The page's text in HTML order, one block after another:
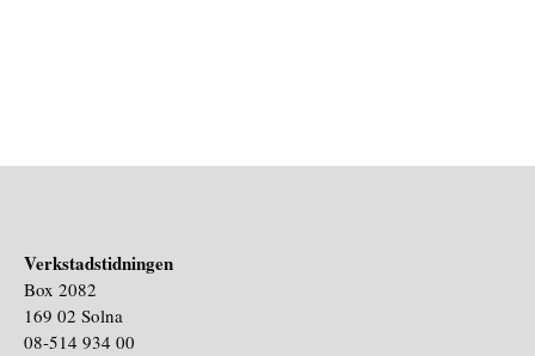
Verkstadstidningen
Box 2082
169 02 Solna
08-514 934 00